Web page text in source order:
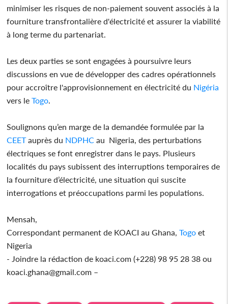
minimiser les risques de non-paiement souvent associés à la
fourniture transfrontalière d'électricité et assurer la viabilité
à long terme du partenariat.
Les deux parties se sont engagées à poursuivre leurs
discussions en vue de développer des cadres opérationnels
pour accroître l'approvisionnement en électricité du Nigéria
vers leTogo
Soulignons qu’en marge de la demandée formulée par la
CEETauprès du NDPHC au Nigeria, des perturbations
électriques se font enregistrer dans le pays. Plusieurs
localités du pays subissent des interruptions temporaires de
la fourniture d’électricité, une situation qui suscite
interrogations et préoccupations parmi les populations.
Mensah,
Correspondant permanent de KOACI au Ghana,Togo et
Nigeria
- Joindre la rédaction de koaci.com (+228) 98 95 28 38 ou
koaci.ghana@gmail.com –